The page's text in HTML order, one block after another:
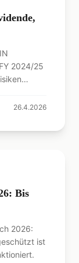
2024/25
26.4.2026
Bis
2026:
ist